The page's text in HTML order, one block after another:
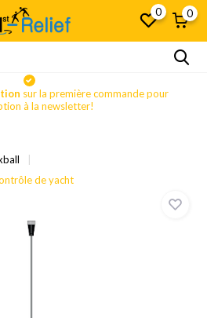
0 0
sur la première commande pour
à la newsletter!
de yacht